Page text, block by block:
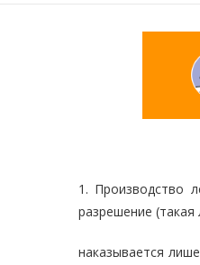
1. Производство
разрешение
наказывается